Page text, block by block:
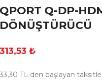
QPORT Q-DP-
DÖNÜŞTÜRÜCÜ
313,53 ₺
33,30 TL den başlayan